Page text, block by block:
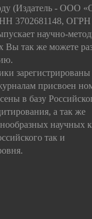
(Издатель - ООО
3702681148, ОГРН
научно-
Вы так же можете
зарегистрированы
присвоен
в базу
а так же
научных
так и